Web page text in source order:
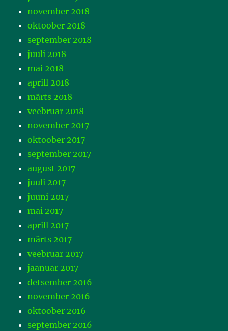
november 2018
oktoober 2018
september 2018
juuli 2018
mai 2018
aprill 2018
märts 2018
veebruar 2018
november 2017
oktoober 2017
september 2017
august 2017
juuli 2017
juuni 2017
mai 2017
aprill 2017
märts 2017
veebruar 2017
jaanuar 2017
detsember 2016
november 2016
oktoober 2016
september 2016